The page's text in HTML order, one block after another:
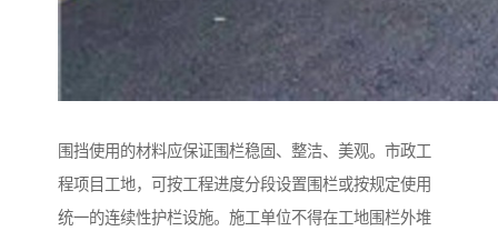
围挡使用的材料应保证围栏稳固、整洁、美观。市政工
程项目工地，可按工程进度分段设置围栏或按规定使用
统一的连续性护栏设施。施工单位不得在工地围栏外堆